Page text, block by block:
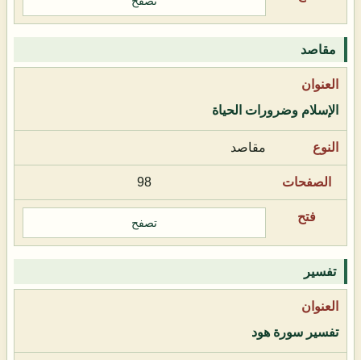
مقاصد
الإسلام وضرورات الحياة
مقاصد
98
تصفح
تفسير
تفسير سورة هود